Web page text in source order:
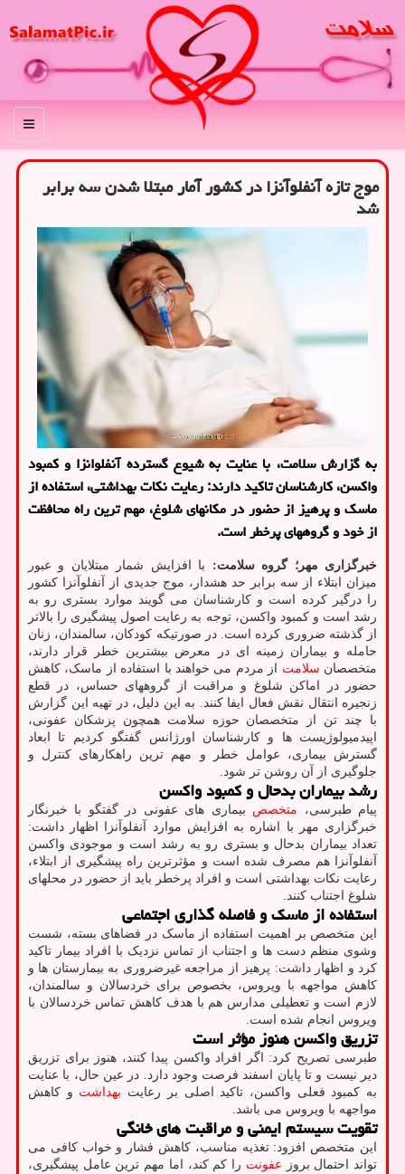
منو
موج تازه آنفلوآنزا در کشور آمار مبتلا شدن سه برابر
شد
به گزارش سلامت، با عنایت به شیوع گسترده آنفلوانزا و کمبود
واکسن، کارشناسان تاکید دارند: رعایت نکات بهداشتی، استفاده از
ماسک و پرهیز از حضور در مکانهای شلوغ، مهم ترین راه محافظت
از خود و گروههای پرخطر است.
خبرگزاری مهر؛ گروه سلامت: با افزایش شمار مبتلایان و عبور
میزان ابتلاء از سه برابر حد هشدار، موج جدیدی از آنفلوآنزا کشور
را درگیر کرده است و کارشناسان می گویند موارد بستری رو به
رشد است و کمبود واکسن، توجه به رعایت اصول پیشگیری را بالاتر
از گذشته ضروری کرده است. در صورتیکه کودکان، سالمندان، زنان
حامله و بیماران زمینه ای در معرض بیشترین خطر قرار دارند،
متخصصان سلامت از مردم می خواهند با استفاده از ماسک، کاهش
حضور در اماکن شلوغ و مراقبت از گروههای حساس، در قطع
زنجیره انتقال نقش فعال ایفا کنند. به این دلیل، در تهیه این گزارش
با چند تن از متخصصان حوزه سلامت همچون پزشکان عفونی،
اپیدمیولوژیست ها و کارشناسان اورژانس گفتگو کردیم تا ابعاد
گسترش بیماری، عوامل خطر و مهم ترین راهکارهای کنترل و
جلوگیری از آن روشن تر شود.
رشد بیماران بدحال و کمبود واکسن
پیام طبرسی، متخصص بیماری های عفونی در گفتگو با خبرنگار
خبرگزاری مهر با اشاره به افزایش موارد آنفلوآنزا اظهار داشت:
تعداد بیماران بدحال و بستری رو به رشد است و موجودی واکسن
آنفلوآنزا هم مصرف شده است و مؤثرترین راه پیشگیری از ابتلاء،
رعایت نکات بهداشتی است و افراد پرخطر باید از حضور در محلهای
شلوغ اجتناب کنند.
استفاده از ماسک و فاصله گذاری اجتماعی
این متخصص بر اهمیت استفاده از ماسک در فضاهای بسته، شست
وشوی منظم دست ها و اجتناب از تماس نزدیک با افراد بیمار تاکید
کرد و اظهار داشت: پرهیز از مراجعه غیرضروری به بیمارستان ها و
کاهش مواجهه با ویروس، بخصوص برای خردسالان و سالمندان،
لازم است و تعطیلی مدارس هم با هدف کاهش تماس خردسالان با
ویروس انجام شده است.
تزریق واکسن هنوز مؤثر است
طبرسی تصریح کرد: اگر افراد واکسن پیدا کنند، هنوز برای تزریق
دیر نیست و تا پایان اسفند فرصت وجود دارد. در عین حال، با عنایت
به کمبود فعلی واکسن، تاکید اصلی بر رعایت بهداشت و کاهش
مواجهه با ویروس می باشد.
تقویت سیستم ایمنی و مراقبت های خانگی
این متخصص افزود: تغذیه مناسب، کاهش فشار و خواب کافی می
تواند احتمال بروز عفونت را کم کند، اما مهم ترین عامل پیشگیری،